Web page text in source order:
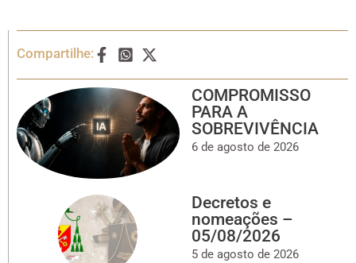
Compartilhe:
COMPROMISSO
PARA A
SOBREVIVÊNCIA
6 de agosto de 2026
Decretos e
nomeações –
05/08/2026
5 de agosto de 2026